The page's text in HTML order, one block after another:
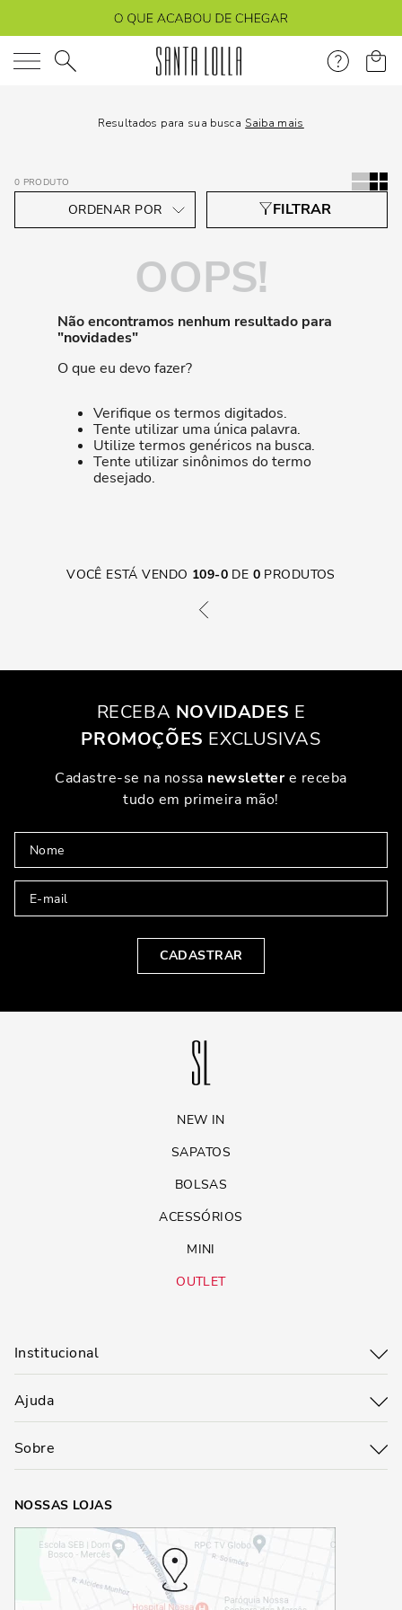
O que você está procurando?
Resultados para sua busca Saiba mais
0 PRODUTO
OOPS!
Não encontramos nenhum resultado para
"novidades"
O que eu devo fazer?
Verifique os termos digitados.
Tente utilizar uma única palavra.
Utilize termos genéricos na busca.
Tente utilizar sinônimos do termo
desejado.
VOCÊ ESTÁ VENDO 109-0 DE 0 PRODUTOS
RECEBA NOVIDADES E
PROMOÇÕES EXCLUSIVAS
Cadastre-se na nossa newslettere receba
tudo em primeira mão!
CADASTRAR
NEW IN
SAPATOS
BOLSAS
ACESSÓRIOS
MINI
OUTLET
Institucional
Ajuda
Sobre
NOSSAS LOJAS